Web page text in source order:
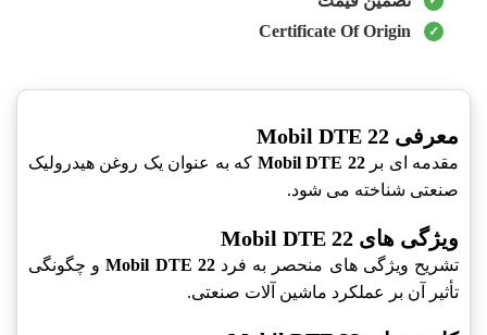
Certificate Of Origin
معرفی Mobil DTE 22
مقدمه ای برMobil DTE 22 که به عنوان یک روغن هیدرولیک
صنعتی شناخته می شود.
ویژگی های Mobil DTE 22
تشریح ویژگی های منحصر به فردMobil DTE 22و چگونگی
تأثیر آن بر عملکرد ماشین آلات صنعتی.